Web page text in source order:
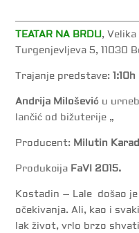
TEATAR NA BRDU,
Turgenjevljeva 5, 11030
Trajanje predstave:1:10h
Andrija Milošević u
lančić od bižuterije „
Producent: Milutin
Produkcija FaVI 2015.
Kostadin – Lale došao
očekivanja. Ali, kao i
lak život, vrlo brzo